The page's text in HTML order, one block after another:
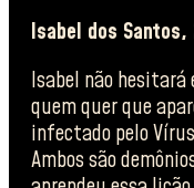
Isabel dos Santos,
Isabel não
quem quer que
infectado pelo
Ambos são